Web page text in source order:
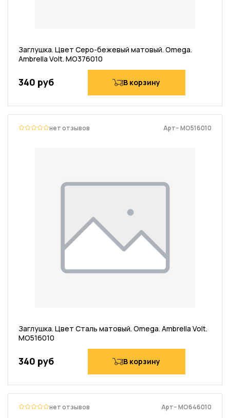
Заглушка. Цвет Серо-бежевый матовый. Omega.
Ambrella Volt. MO376010
340 руб В корзину
нет отзывов Арт– MO516010
Заглушка. Цвет Сталь матовый. Omega. Ambrella Volt.
MO516010
340 руб В корзину
нет отзывов Арт– MO646010